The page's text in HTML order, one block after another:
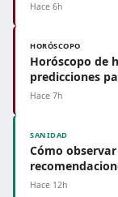
Hace 6h
HORÓSCOPO
Horóscopo de
predicciones
Hace 7h
SANIDAD
Cómo
Hace 12h